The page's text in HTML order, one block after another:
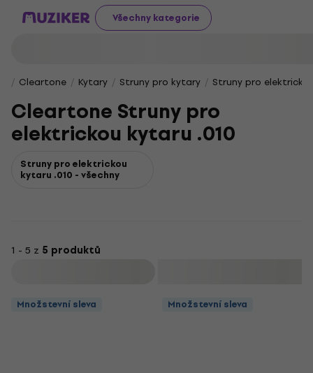
Všechny kategorie
Cleartone Kytary Struny pro kytary Struny pro
Cleartone Struny pro
elektrickou kytaru .010
Struny pro elektrickou
kytaru .010 - všechny
1 - 5 z 5 produktů
Množstevní sleva Množstevní sleva